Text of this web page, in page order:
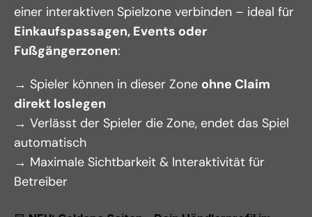
Einkaufspassagen, Events oder
Fußgängerzonen:
→ Spieler können in dieser Zone ohne Claim
direkt loslegen
→ Verlässt der Spieler die Zone, endet das Spiel
automatisch
→ Maximale Sichtbarkeit & Interaktivität für
Betreiber